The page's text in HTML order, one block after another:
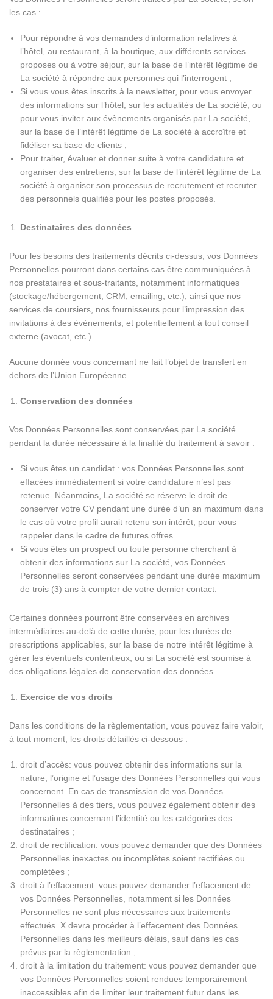
les cas :
Pour répondre à vos demandes d’information relatives à
l’hôtel, au restaurant, à la boutique, aux différents services
proposes ou à votre séjour, sur la base de l’intérêt légitime de
La société à répondre aux personnes qui l’interrogent ;
Si vous vous êtes inscrits à la newsletter, pour vous envoyer
des informations sur l’hôtel, sur les actualités de La société, ou
pour vous inviter aux évènements organisés par La société,
sur la base de l’intérêt légitime de La société à accroître et
fidéliser sa base de clients ;
Pour traiter, évaluer et donner suite à votre candidature et
organiser des entretiens, sur la base de l’intérêt légitime de La
société à organiser son processus de recrutement et recruter
des personnels qualifiés pour les postes proposés.
Destinataires des données
Pour les besoins des traitements décrits ci-dessus, vos Données
Personnelles pourront dans certains cas être communiquées à
nos prestataires et sous-traitants, notamment informatiques
(stockage/hébergement, CRM, emailing, etc.), ainsi que nos
services de coursiers, nos fournisseurs pour l’impression des
invitations à des évènements, et potentiellement à tout conseil
externe (avocat, etc.).
Aucune donnée vous concernant ne fait l’objet de transfert en
dehors de l’Union Européenne.
Conservation des données
Vos Données Personnelles sont conservées par La société
pendant la durée nécessaire à la finalité du traitement à savoir :
Si vous êtes un candidat : vos Données Personnelles sont
effacées immédiatement si votre candidature n’est pas
retenue. Néanmoins, La société se réserve le droit de
conserver votre CV pendant une durée d’un an maximum dans
le cas où votre profil aurait retenu son intérêt, pour vous
rappeler dans le cadre de futures offres.
Si vous êtes un prospect ou toute personne cherchant à
obtenir des informations sur La société, vos Données
Personnelles seront conservées pendant une durée maximum
de trois (3) ans à compter de votre dernier contact.
Certaines données pourront être conservées en archives
intermédiaires au-delà de cette durée, pour les durées de
prescriptions applicables, sur la base de notre intérêt légitime à
gérer les éventuels contentieux, ou si La société est soumise à
des obligations légales de conservation des données.
Exercice de vos droits
Dans les conditions de la règlementation, vous pouvez faire valoir,
à tout moment, les droits détaillés ci-dessous :
droit d’accès: vous pouvez obtenir des informations sur la
nature, l’origine et l’usage des Données Personnelles qui vous
concernent. En cas de transmission de vos Données
Personnelles à des tiers, vous pouvez également obtenir des
informations concernant l’identité ou les catégories des
destinataires ;
droit de rectification: vous pouvez demander que des Données
Personnelles inexactes ou incomplètes soient rectifiées ou
complétées ;
droit à l’effacement: vous pouvez demander l’effacement de
vos Données Personnelles, notamment si les Données
Personnelles ne sont plus nécessaires aux traitements
effectués. X devra procéder à l’effacement des Données
Personnelles dans les meilleurs délais, sauf dans les cas
prévus par la règlementation ;
droit à la limitation du traitement: vous pouvez demander que
vos Données Personnelles soient rendues temporairement
inaccessibles afin de limiter leur traitement futur dans les